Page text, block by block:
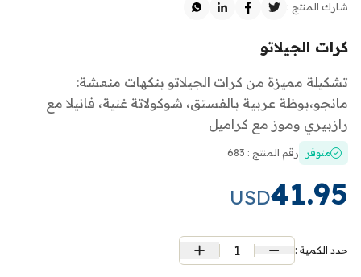
شارك المنتج :
كرات الجيلاتو
تشكيلة مميزة من كرات الجيلاتو بنكهات منعشة:
مانجو،بوظة عربية بالفستق، شوكولاتة غنية، فانيلا مع
رازبيري وموز مع كراميل
متوفر رقم المنتج : 683
41.95
USD
حدد الكمية : 1